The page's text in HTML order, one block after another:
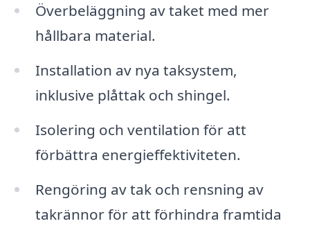
Överbeläggning av taket med mer
hållbara material.
Installation av nya taksystem,
inklusive plåttak och shingel.
Isolering och ventilation för att
förbättra energieffektiviteten.
Rengöring av tak och rensning av
takrännor för att förhindra framtida